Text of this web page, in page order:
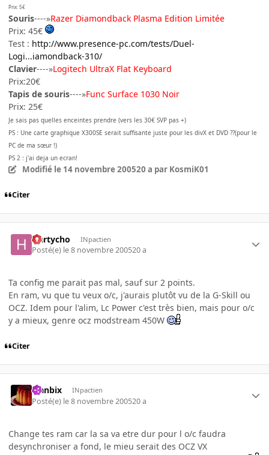
Prix: 5€
Souris----»Razer Diamondback Plasma Edition Limitée
Prix: 45€
Test : http://www.presence-pc.com/tests/Duel-
Logi...iamondback-310/
Clavier----»Logitech UltraX Flat Keyboard
Prix:20€
Tapis de souris----»Func Surface 1030 Noir
Prix: 25€
Je sais pas quelles enceintes prendre (vers les 30€ SVP pas +)
PS : Une carte graphique X300SE serait suffisante juste pour les divX et DVD ??(pour le
PC de ma sœur !)
PS 2 : j'ai deja un ecran!
Modifié le 14 novembre 200520 a par KosmiK01
Citer
Hartycho INpactien
Posté(e) le 8 novembre 200520 a
Ta config me parait pas mal, sauf sur 2 points.
En ram, vu que tu veux o/c, j'aurais plutôt vu de la G-Skill ou
OCZ. Idem pour l'alim, Lc Power c'est très bien, mais pour o/c
y a mieux, genre ocz modstream 450W
Citer
Flanbix INpactien
Posté(e) le 8 novembre 200520 a
Change tes ram car la sa va etre dur pour l o/c faudra
desynchroniser a fond, le mieu serait des OCZ VX